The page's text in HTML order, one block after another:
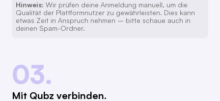
Hinweis: Wir prüfen deine Anmeldung manuell, um die
Qualität der Plattformnutzer zu gewährleisten. Dies kann
etwas Zeit in Anspruch nehmen – bitte schaue auch in
deinen Spam-Ordner.
03.
Mit Qubz verbinden.